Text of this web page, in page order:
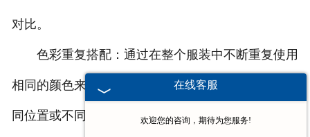
对比。
色彩重复搭配：通过在整个服装中不断重复使用
相同的颜色来产生统一感和呼应效果。这可以是在不
同位置或不同元素上重复运用同一个或类似的颜色。
在线客服
欢迎您的咨询，期待为您服务!